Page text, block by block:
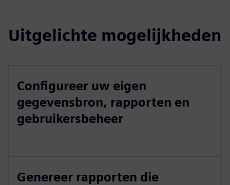
Uitgelichte mogelijkheden
Configureer uw eigen
gegevensbron, rapporten en
gebruikersbeheer
Genereer rapporten die